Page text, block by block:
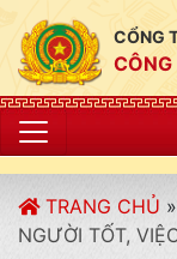
CỔNG
TRANG CHỦ »
NGƯỜI TỐT,